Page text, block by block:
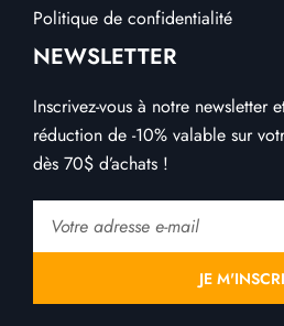
Politique de confidentialité
NEWSLETTER
Inscrivez-vous à notre newsletter
réduction de -10% valable sur
dès 70$ d’achats !
JE